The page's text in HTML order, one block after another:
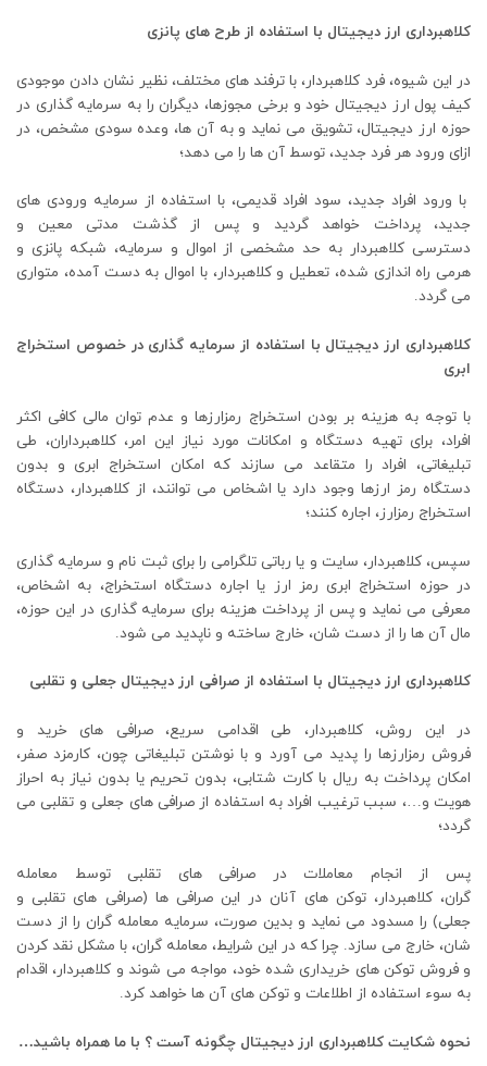
کلاهبرداری ارز دیجیتال با استفاده از طرح های پانزی
در این شیوه، فرد کلاهبردار، با ترفند های مختلف، نظیر نشان دادن موجودی
کیف پول ارز دیجیتال خود و برخی مجوزها، دیگران را به سرمایه گذاری در
حوزه ارز دیجیتال، تشویق می نماید و به آن ها، وعده سودی مشخص، در
ازای ورود هر فرد جدید، توسط آن ها را می دهد؛
با ورود افراد جدید، سود افراد قدیمی‌، با استفاده از سرمایه ورودی های
جدید، پرداخت خواهد گردید و پس از گذشت مدتی معین و
دسترسی کلاهبردار به حد مشخصی از اموال و سرمایه، شبکه پانزی و
هرمی راه اندازی شده، تعطیل و کلاهبردار، با اموال به دست آمده، متواری
می گردد.
کلاهبرداری ارز دیجیتال با استفاده از سرمایه گذاری در خصوص استخراج
ابری
با توجه به هزینه بر بودن استخراج رمزارزها و عدم توان مالی کافی اکثر
افراد، برای تهیه دستگاه و امکانات مورد نیاز این امر، کلاهبرداران، طی
تبلیغاتی، افراد را متقاعد می سازند که امکان استخراج ابری و بدون
دستگاه رمز ارزها وجود دارد یا اشخاص می توانند، از کلاهبردار، دستگاه
استخراج رمزارز، اجاره کنند؛
سپس، کلاهبردار، سایت و یا رباتی تلگرامی را برای ثبت نام و سرمایه گذاری
در حوزه استخراج ابری رمز ارز یا اجاره دستگاه استخراج، به اشخاص،
معرفی می نماید و پس از پرداخت هزینه برای سرمایه گذاری در این حوزه،
مال آن ها را از دست شان، خارج ساخته و ناپدید می شود.
کلاهبرداری ارز دیجیتال با استفاده از صرافی ارز دیجیتال جعلی و تقلبی
در این روش، کلاهبردار، طی اقدامی سریع، صرافی‌ های خرید و
فروش رمزارزها را پدید می آورد و با نوشتن تبلیغاتی چون، کارمزد صفر،
امکان پرداخت به ریال با کارت شتابی، بدون تحریم یا بدون نیاز به احراز
هویت و…، سبب ترغیب افراد به استفاده از صرافی های جعلی و تقلبی می
گردد؛
پس از انجام معاملات در صرافی های تقلبی توسط معامله
گران، کلاهبردار، توکن‌ های آنان در این صرافی‌ ها (صرافی های تقلبی و
جعلی) را مسدود می نماید و بدین صورت، سرمایه معامله‌ گران را از دست
شان، خارج می سازد. چرا که در این شرایط، معامله گران، با مشکل نقد کردن
و فروش توکن های خریداری شده خود، مواجه می شوند و کلاهبردار، اقدام
به سوء استفاده از اطلاعات و توکن های آن ها خواهد کرد.
نحوه شکایت کلاهبرداری ارز دیجیتال چگونه آست ؟ با ما همراه باشید…